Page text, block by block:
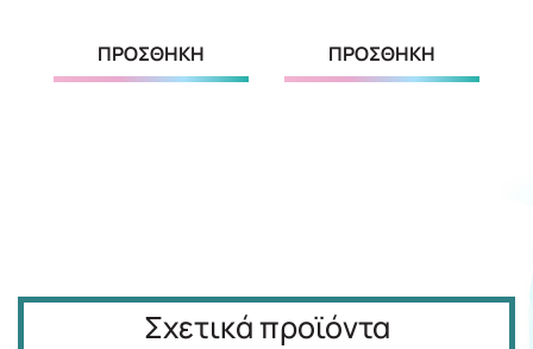
ΠΡΟΣΘΗΚΗ ΠΡΟΣΘΗΚΗ
Σχετικά προϊόντα